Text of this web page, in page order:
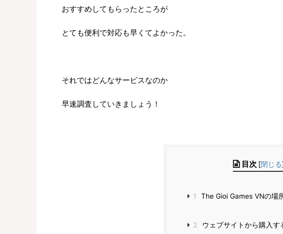
おすすめしてもらったところが
とても便利で対応も早くてよかった。
それではどんなサービスなのか
早速調査していきましょう！
目次 [閉じる
1 The Gioi Games VNの場
2 ウェブサイトから購入す